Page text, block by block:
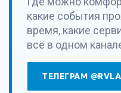
какие события
время, какие
всё в одном
ТЕЛЕГРАМ